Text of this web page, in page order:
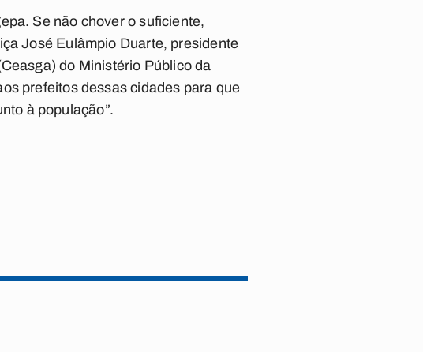
Se não chover o suficiente,
José Eulâmpio Duarte, presidente
do Ministério Público da
prefeitos dessas cidades para que
à população”.